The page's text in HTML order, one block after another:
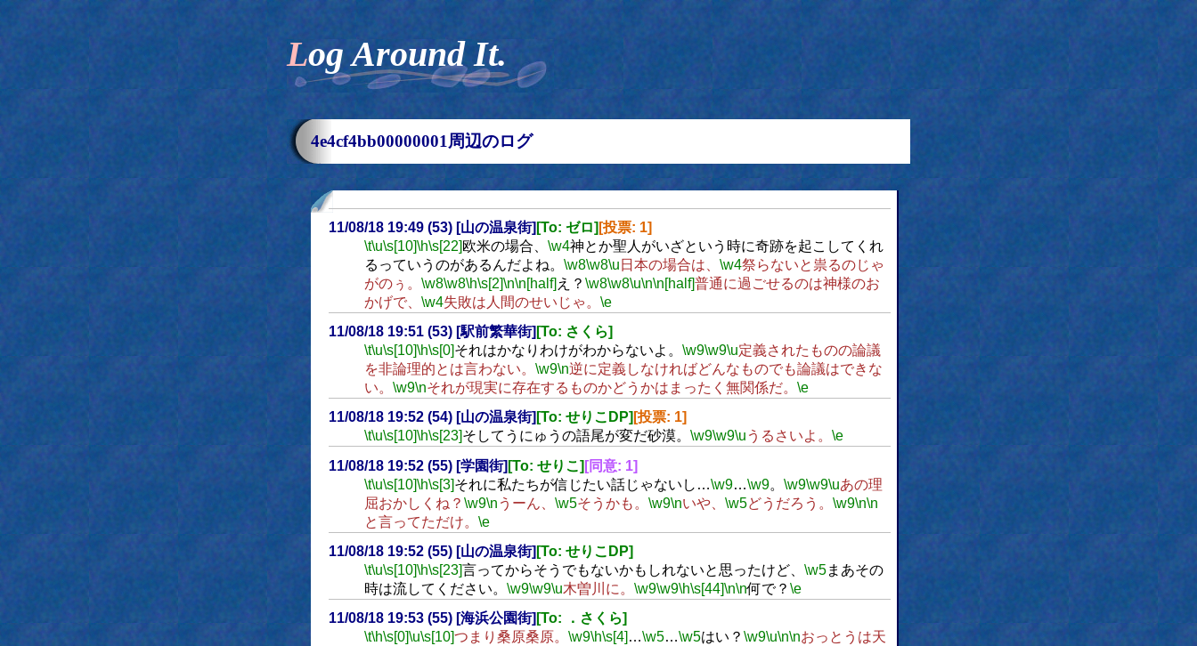
Log Around It.
4e4cf4bb00000001周辺のログ
11/08/18 19:49 (53) [山の温泉街] [To: ゼロ] [投票: 1]
\t\u\s[10]\h\s[22]欧米の場合、 \w4神とか聖人がいざという時に奇跡を起こしてくれ
るっていうのがあるんだよね。 \w8\w8\u 日本の場合は、 \w4祭らないと祟るのじゃ
がのぅ。 \w8\w8\h\s[2]\n\n[half] え？ \w8\w8\u\n\n[half]普通に過ごせるのは神様のお
かげで、 \w4失敗は人間のせいじゃ。 \e
11/08/18 19:51 (53) [駅前繁華街] [To: さくら]
\t\u\s[10]\h\s[0]それはかなりわけがわからないよ。 \w9\w9\u定義されたものの論議
を非論理的とは言わない。 \w9\n逆に定義しなければどんなものでも論議はできな
い。 \w9\nそれが現実に存在するものかどうかはまったく無関係だ。 \e
11/08/18 19:52 (54) [山の温泉街] [To: せりこDP] [投票: 1]
\t\u\s[10]\h\s[23]そしてうにゅうの語尾が変だ砂漠。 \w9\w9\u うるさいよ。 \e
11/08/18 19:52 (55) [学園街] [To: せりこ] [同意: 1]
\t\u\s[10]\h\s[3]それに私たちが信じたい話じゃないし…\w9…\w9。 \w9\w9\uあの理
屈おかしくね？ \w9\n うーん、 \w5そうかも。 \w9\nいや、 \w5どうだろう。 \w9\n\n
と言ってただけ。 \e
11/08/18 19:52 (55) [山の温泉街] [To: せりこDP]
\t\u\s[10]\h\s[23]言ってからそうでもないかもしれないと思ったけど、 \w5まあその
時は流してください。 \w9\w9\u木曽川に。 \w9\w9\h\s[44]\n\n何で？ \e
11/08/18 19:53 (55) [海浜公園街] [To: ．さくら]
\t\h\s[0]\u\s[10]つまり桑原桑原。 \w9\h\s[4] …\w5…\w5はい？ \w9\u\n\nおっとうは天